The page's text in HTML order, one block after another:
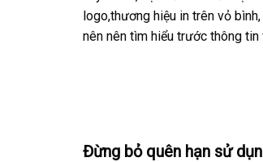
logo,thương hiệu in trên vỏ
nên nên tìm hiểu trước thông tin
Đừng bỏ quên hạn sử